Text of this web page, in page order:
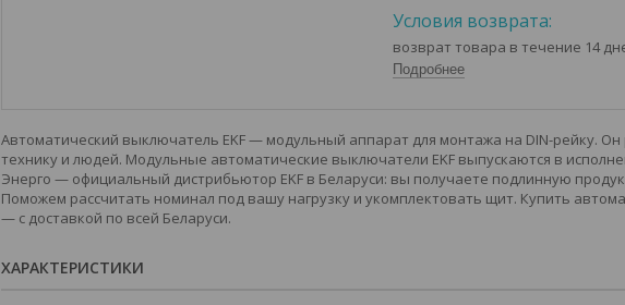
возврат товара в течение 14
Подробнее
Автоматический выключатель EKF — модульный аппарат для монтажа на DIN-рейку.
технику и людей. Модульные автоматические выключатели EKF выпускаются в
Энерго — официальный дистрибьютор EKF в Беларуси: вы получаете подлинную
Поможем рассчитать номинал под вашу нагрузку и укомплектовать щит. Купить
— с доставкой по всей Беларуси.
ХАРАКТЕРИСТИКИ